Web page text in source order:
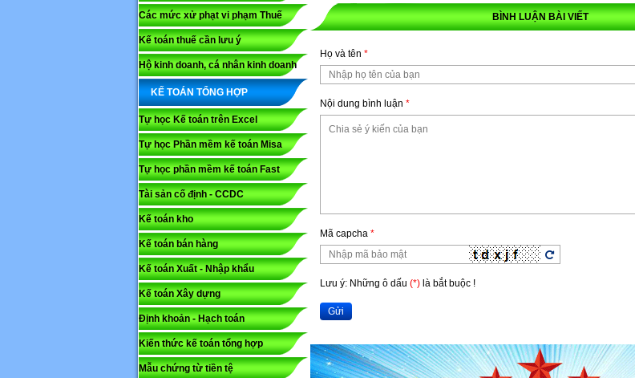
Các mức xử phạt vi phạm Thuế
Kế toán thuế cần lưu ý
Hộ kinh doanh, cá nhân kinh doanh
KẾ TOÁN TỔNG HỢP
Tự học Kế toán trên Excel
Tự học Phần mềm kế toán Misa
Tự học phần mềm kế toán Fast
Tài sản cố định - CCDC
Kế toán kho
Kế toán bán hàng
Kế toán Xuất - Nhập khẩu
Kế toán Xây dựng
Định khoản - Hạch toán
Kiến thức kế toán tổng hợp
Mẫu chứng từ tiền tệ
BÌNH LUẬN BÀI VIẾT
Họ và tên *
Nội dung bình luận *
Mã capcha *
Lưu ý: Những ô dấu (*) là bắt buộc !
Gửi
Họ và tên *
Nội dung bình luận *
Mã capcha *
Lưu ý: Những ô dấu (*) là bắt buộc !
Gửi